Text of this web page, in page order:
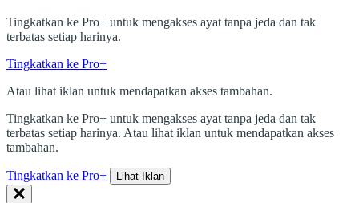
Tingkatkan ke Pro+ untuk mengakses ayat tanpa jeda dan tak
terbatas setiap harinya.
Tingkatkan ke Pro+
Atau lihat iklan untuk mendapatkan akses tambahan.
Tingkatkan ke Pro+ untuk mengakses ayat tanpa jeda dan tak
terbatas setiap harinya. Atau lihat iklan untuk mendapatkan akses
tambahan.
Tingkatkan ke Pro+ Lihat Iklan